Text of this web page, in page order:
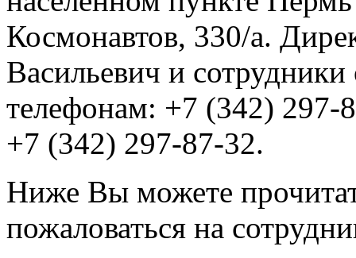
Космонавтов, 330/а.
Васильевич и
телефонам: +7 (342)
+7 (342) 297-87-32.
Ниже Вы можете
пожаловаться на